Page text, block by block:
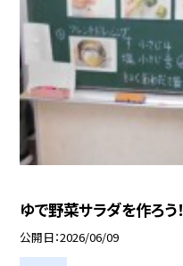
ゆで野菜サラダを作ろう！
公開日 2026/06/09